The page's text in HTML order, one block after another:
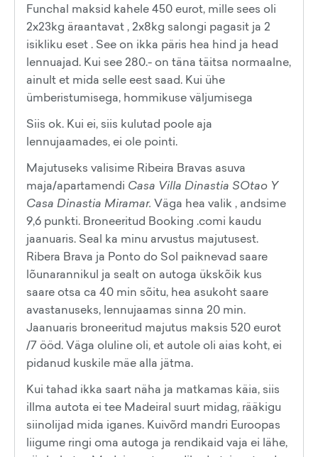
Funchal maksid kahele 450 eurot, mille sees oli
2x23kg äraantavat , 2x8kg salongi pagasit ja 2
isikliku eset . See on ikka päris hea hind ja head
lennuajad. Kui see 280.- on täna täitsa normaalne,
ainult et mida selle eest saad. Kui ühe
ümberistumisega, hommikuse väljumisega
Siis ok. Kui ei, siis kulutad poole aja
lennujaamades, ei ole pointi.
Majutuseks valisime Ribeira Bravas asuva
maja/apartamendi Casa Villa Dinastia SOtao Y
Casa Dinastia Miramar. Väga hea valik , andsime
9,6 punkti. Broneeritud Booking .comi kaudu
jaanuaris. Seal ka minu arvustus majutusest.
Ribera Brava ja Ponto do Sol paiknevad saare
lõunarannikul ja sealt on autoga ükskõik kus
saare otsa ca 40 min sõitu, hea asukoht saare
avastanuseks, lennujaamas sinna 20 min.
Jaanuaris broneeritud majutus maksis 520 eurot
/7 ööd. Väga oluline oli, et autole oli aias koht, ei
pidanud kuskile mäe alla jätma.
Kui tahad ikka saart näha ja matkamas käia, siis
iIlma autota ei tee Madeiral suurt midag, rääkigu
siinolijad mida iganes. Kuivõrd mandri Euroopas
liigume ringi oma autoga ja rendikaid vaja ei lähe,